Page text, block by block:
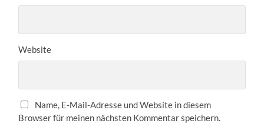
Website
Name, E-Mail-Adresse und Website in diesem
Browser für meinen nächsten Kommentar speichern.